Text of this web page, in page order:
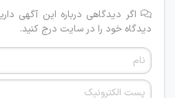
اگر دیدگاهی درباره این آگهی
دیدگاه خود را در سایت درج کنید.